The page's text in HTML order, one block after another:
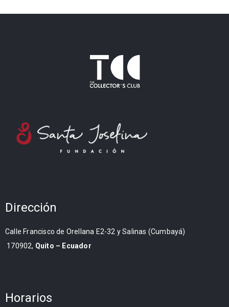
Dirección
Calle Francisco de Orellana E2-32 y Salinas (Cumbayá)
170902, Quito – Ecuador
Horarios